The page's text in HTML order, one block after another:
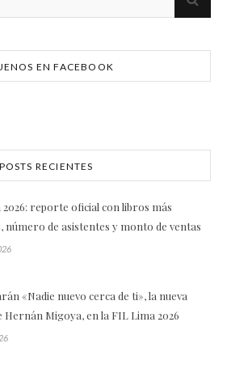
EN FACEBOOK
POSTS RECIENTES
2026: reporte oficial con libros más
número de asistentes y monto de ventas
«Nadie nuevo cerca de ti», la nueva
Hernán Migoya, en la FIL Lima 2026